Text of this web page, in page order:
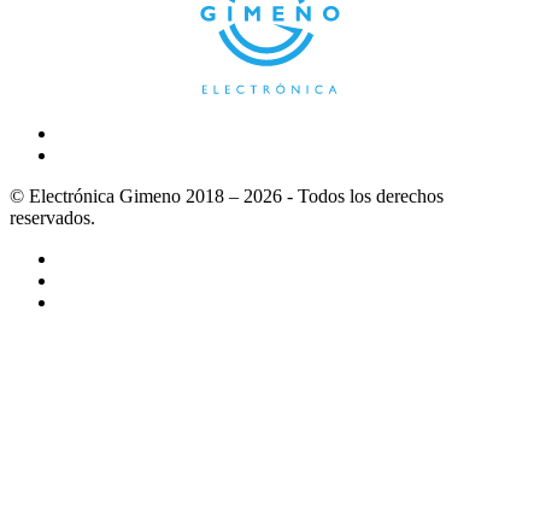
© Electrónica Gimeno 2018 – 2026 - Todos los derechos
reservados.